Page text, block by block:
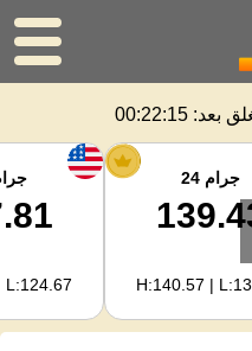
بعد: 00:22:14
جرام 24
H:140.57 |
L:124.67